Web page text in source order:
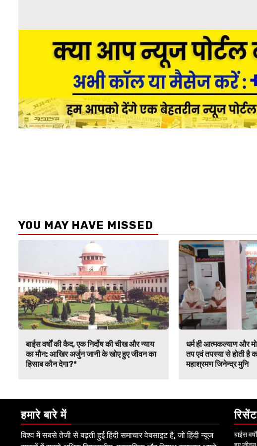
YOU MAY HAVE MISSED
बाईस वर्षों की कैद, एक निर्दोष की चीख और न्याय
का मौन: आखिर अर्जुन जानी के खोए हुए जीवन का
हिसाब कौन देगा?*
धर्म ही आत्मकल्याण और
तप एवं तपस्या से होती है
महाश्रमण जिनेन्द्र मुनि
हमारे बारे में
विश्व में सबसे तेजी से बढ़ती हुई हिंदी समाचार वेबसाइट है, जो हिंदी न्यूज
बाईस